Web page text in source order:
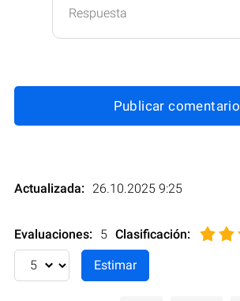
Respuesta
Publicar comentario
Actualizada: 26.10.2025 9:25
Evaluaciones: 5 Clasificación: